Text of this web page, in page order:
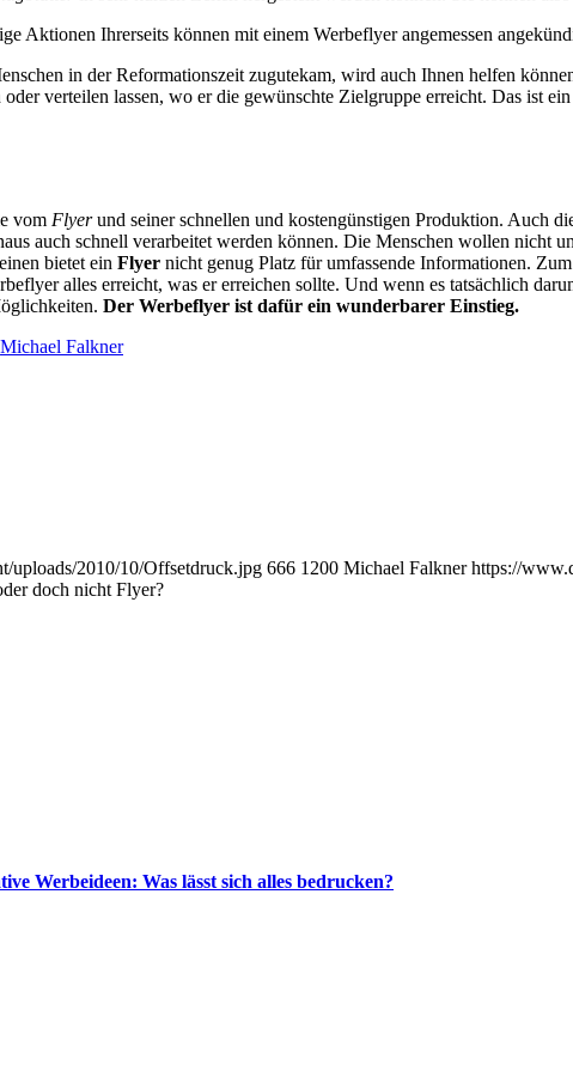
Aktionen Ihrerseits können mit einem Werbeflyer angemessen
in der Reformationszeit zugutekam, wird auch Ihnen helfen
verteilen lassen, wo er die gewünschte Zielgruppe erreicht. Das ist
vom Flyerund seiner schnellen und kostengünstigen Produktion. Auch
auch schnell verarbeitet werden können. Die Menschen wollen
bietet ein Flyer nicht genug Platz für umfassende Informationen.
alles erreicht, was er erreichen sollte. Und wenn es tatsächlich
Der Werbeflyer ist dafür ein wunderbarer Einstieg.
Michael Falkner
uploads/2010/10/Offsetdruck.jpg 666 1200 Michael Falkner https://
doch nicht Flyer?
Werbeideen: Was lässt sich alles bedrucken?